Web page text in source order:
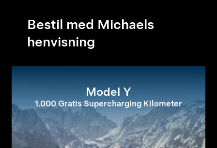
Bestil med Michaels
henvisning
Model Y
1.000 Gratis Supercharging Kilometer